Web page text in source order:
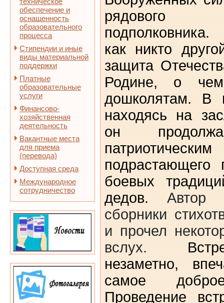
обеспечение и
оснащенность
образовательного
процесса
Стипендии и иные
виды материальной
поддержки
Платные
образовательные
услуги
Финансово-
хозяйственная
деятельность
Вакантные места
для приема
(перевода)
Доступная среда
Международное
сотрудничество
рядового
как никто
защита
Родине, о
дошколятам. В
находясь на
он
подрастающего
боевых
дедов. Автор
сборники
и прочел
вслух.
незаметно,
самое
Проведение